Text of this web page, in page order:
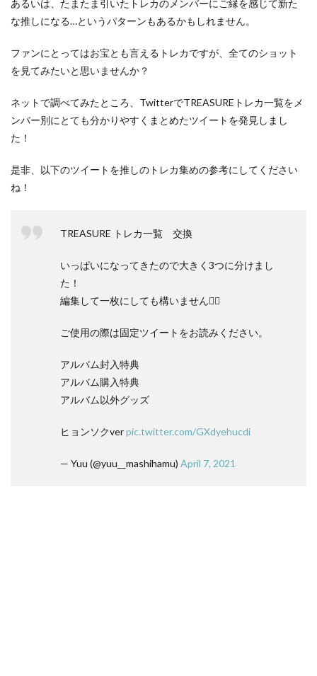
あるいは、たまたま引いたトレカのメンバーにご縁を感じて新た
な推しになる…というパターンもあるかもしれません。
ファンにとってはお宝とも言えるトレカですが、全てのショット
を見てみたいと思いませんか？
ネットで調べてみたところ、TwitterでTREASUREトレカ一覧をメ
ンバー別にとても分かりやすくまとめたツイートを発見しまし
た！
是非、以下のツイートを推しのトレカ集めの参考にしてください
ね！
TREASURE トレカ一覧 交換
いっぱいになってきたので大きく3つに分けまし
た！
編集して一枚にしても構いません🙆‍♀️
ご使用の際は固定ツイートをお読みください。
アルバム封入特典
アルバム購入特典
アルバム以外グッズ
ヒョンソクverpic.twitter.com/GXdyehucdi
— Yuu (@yuu__mashihamu) April 7, 2021